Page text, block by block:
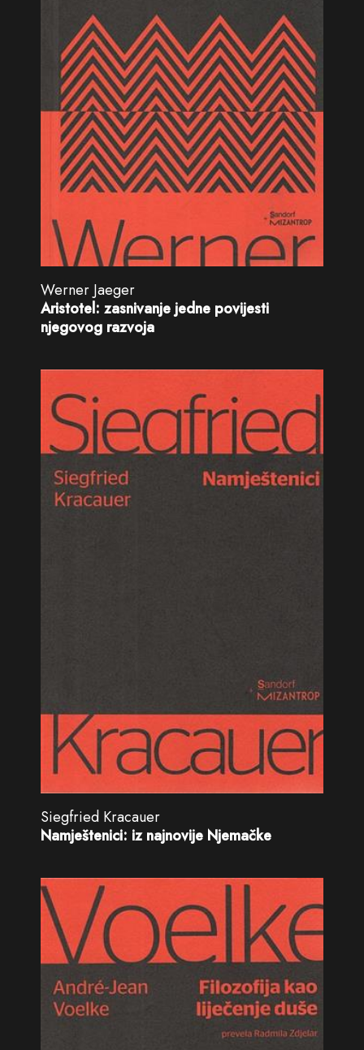
Werner Jaeger
Aristotel: zasnivanje jedne povijesti
njegovog razvoja
Siegfried Kracauer
Namještenici: iz najnovije Njemačke